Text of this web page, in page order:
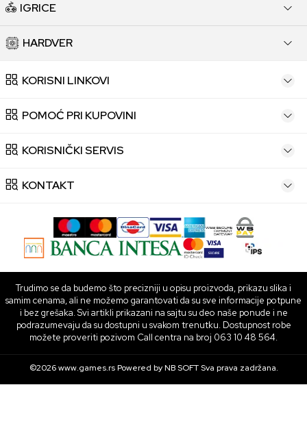
IGRICE
HARDVER
KORISNI LINKOVI
POMOĆ PRI KUPOVINI
KORISNIČKI SERVIS
KONTAKT
Trudimo se da budemo što precizniji u opisu proizvoda, prikazu slika i
samim cenama, ali ne možemo garantovati da su sve informacije potpune
i bez grešaka. Svi artikli prikazani na sajtu su deo naše ponude i ne
podrazumevaju da su dostupni u svakom trenutku. Dostupnost robe
možete proveriti pozivom Call centra na broj 063 10 48 564.
©2026www.games.rs Powered byNB SOFTSva prava zadržana.